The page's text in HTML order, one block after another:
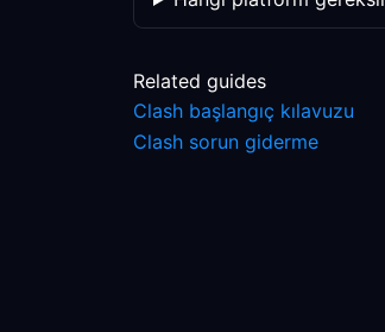
Related guides
Clash başlangıç kılavuzu
Clash sorun giderme